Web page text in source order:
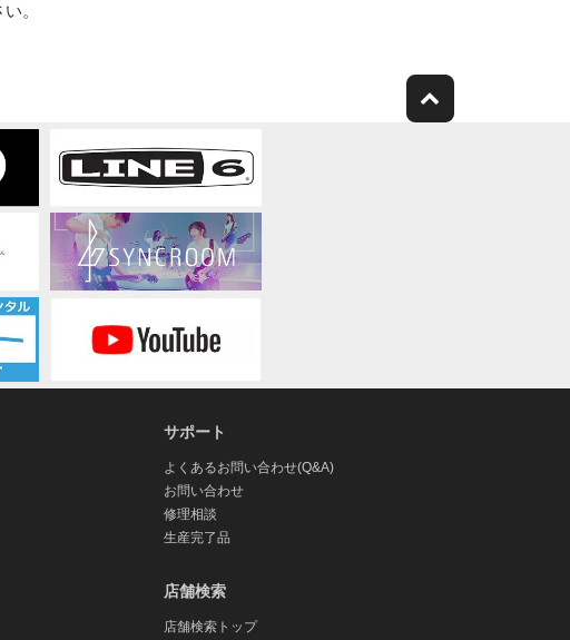
。
サポート
よくあるお問い合わせ(Q&A)
お問い合わせ
修理相談
生産完了品
店舗検索
店舗検索トップ